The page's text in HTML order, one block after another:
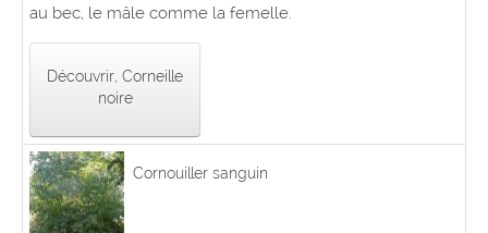
au bec, le mâle comme la femelle.
Découvrir, Corneille
noire
Cornouiller sanguin